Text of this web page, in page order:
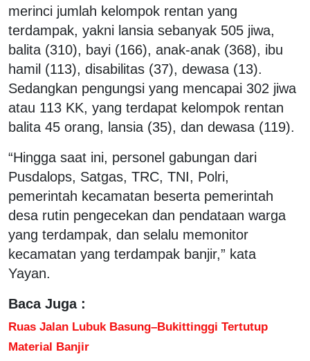
merinci jumlah kelompok rentan yang
terdampak, yakni lansia sebanyak 505 jiwa,
balita (310), bayi (166), anak-anak (368), ibu
hamil (113), disabilitas (37), dewasa (13).
Sedangkan pengungsi yang mencapai 302 jiwa
atau 113 KK, yang terdapat kelompok rentan
balita 45 orang, lansia (35), dan dewasa (119).
“Hingga saat ini, personel gabungan dari
Pusdalops, Satgas, TRC, TNI, Polri,
pemerintah kecamatan beserta pemerintah
desa rutin pengecekan dan pendataan warga
yang terdampak, dan selalu memonitor
kecamatan yang terdampak banjir,” kata
Yayan.
Baca Juga :
Ruas Jalan Lubuk Basung–Bukittinggi Tertutup
Material Banjir